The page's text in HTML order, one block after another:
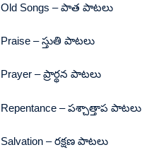
Old Songs – పాత పాటలు
Praise – స్తుతి పాటలు
Prayer – ప్రార్థన పాటలు
Repentance – పశ్చాత్తాప పాటలు
Salvation – రక్షణ పాటలు